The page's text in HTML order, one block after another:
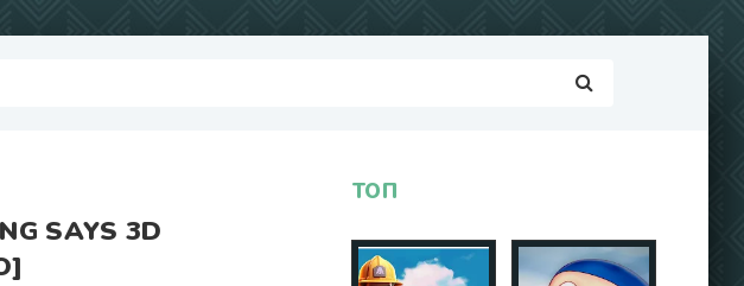
SAYS 3D
ТОП